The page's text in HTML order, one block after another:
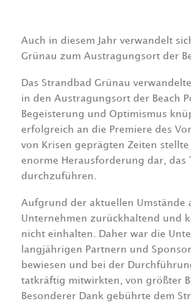
Auch in diesem Jahr verwandelt
Grünau zum Austragungsort der
Das Strandbad Grünau
in den Austragungsort der Beach
Begeisterung und Optimismus
erfolgreich an die Premiere des
von Krisen geprägten Zeiten stellte
enorme Herausforderung dar, das
durchzuführen.
Aufgrund der aktuellen Umstände
Unternehmen zurückhaltend und
nicht einhalten. Daher war die
langjährigen Partnern und
bewiesen und bei der
tatkräftig mitwirkten, von größter
Besonderer Dank gebührte dem